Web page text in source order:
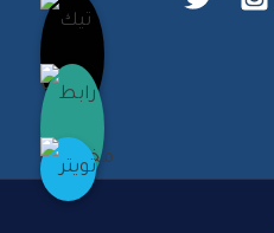
رابط مخصّص
تويتر